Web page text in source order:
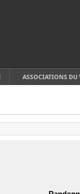
ASSOCIATIONS DU